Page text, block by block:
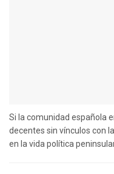
Si la comunidad española
decentes sin vínculos con
en la vida política